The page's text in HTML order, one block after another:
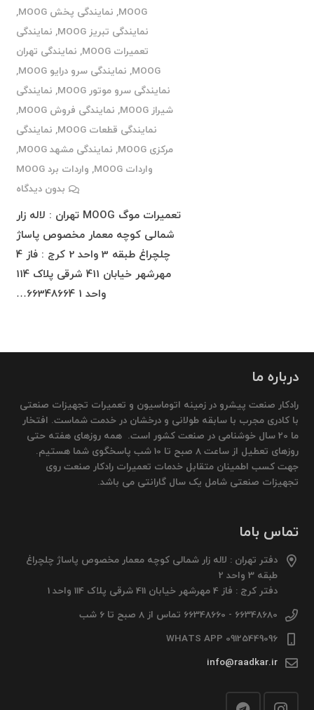
MOOG
, نمایندگی پخش MOOG
,
نمایندگی تبریز MOOG
, نمایندگی
تعمیرات MOOG
, نمایندگی تهران
MOOG
, نمایندگی سرو درایو MOOG
,
نمایندگی سرو موتور MOOG
, نمایندگی
شیراز MOOG
, نمایندگی فروش MOOG
,
نمایندگی قطعات MOOG
, نمایندگی
مرکزی MOOG
, نمایندگی مشهد MOOG
,
واردات MOOG
, واردات برد MOOG
بدون دیدگاه
تعمیرات موگ MOOG تهران : لاله زار
شمالی کوچه معمار مخصوص پاساژ
چلچراغ طبقه 3 واحد 2 کرج : فاز 4
مهرشهر خیابان 411 شرقی پلاک 114
واحد 1 66348664…
درباره ما
رادکار صنعت پیشرو در زمینه اتوماسیون و تعمیرات تجهیزات صنعتی
با کادری مجرب با سابقه طولانی و درخشان در خدمت شماست. افتخار
ما 20 سال خوشنامی در صنعت کشور است. همه روزهای هفته حتی
روزهای تعطیل از ساعت 8 صبح تا 10 شب پاسخگوی شما هستیم.
جهت کسب اطمینان متقابل خدمات تعمیرات رادکار صنعت روی
تجهیزات صنعتی شامل یک سال گارانتی می باشد.
تماس باما
دفتر تهران : لاله زار شمالی کوچه معمار مخصوص پاساژ چلچراغ
طبقه 3 واحد 2
دفتر کرج : فاز 4 مهرشهر خیابان 411 شرقی پلاک 114 واحد 1
66348680 - 66348660 تماس از 8 صبح تا 6 شب
09125449096 WHATS APP
info@raadkar.ir